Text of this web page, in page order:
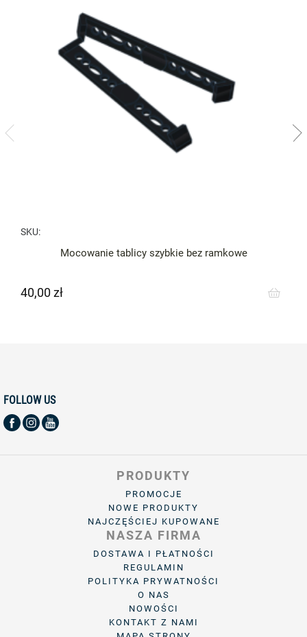
SKU:
Mocowanie tablicy szybkie bez ramkowe
Cena
40,00 zł
FOLLOW US
PRODUKTY
PROMOCJE
NOWE PRODUKTY
NAJCZĘŚCIEJ KUPOWANE
NASZA FIRMA
DOSTAWA I PŁATNOŚCI
REGULAMIN
POLITYKA PRYWATNOŚCI
O NAS
NOWOŚCI
KONTAKT Z NAMI